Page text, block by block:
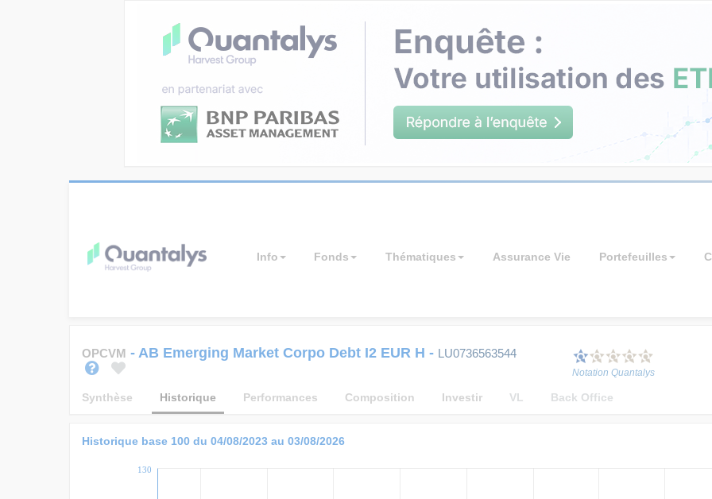
Info Fonds Thématiques Assurance Vie Portefeuilles
OPCVM - AB Emerging Market Corpo Debt I2 EUR H - LU0736563544
Notation Quantalys
Synthèse Historique Performances Composition Investir VL Back Office
Historique base 100 du 04/08/2023 au 03/08/2026
130